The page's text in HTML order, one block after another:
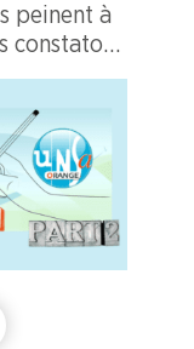
peinent à
constatons
dans
chiffres
vies
vie qui